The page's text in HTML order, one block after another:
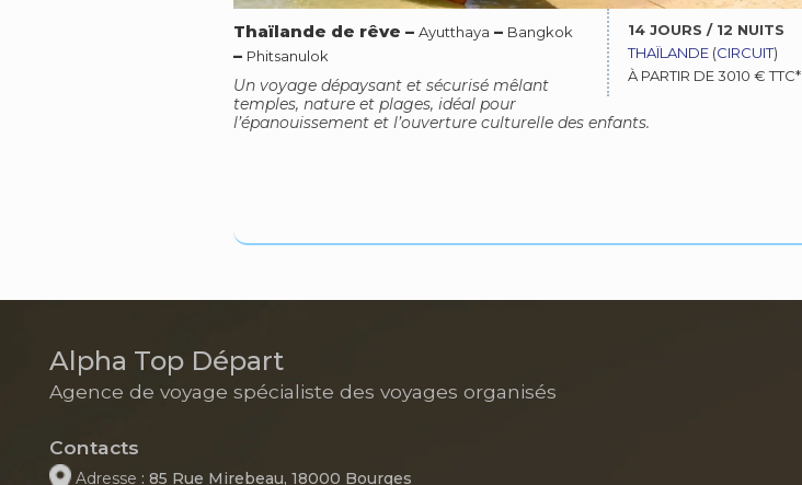
14 JOURS / 12 NUITS
THAÏLANDE(CIRCUIT)
À PARTIR DE 3010 € TTC*
Thaïlande de rêve – Ayutthaya – Bangkok
– Phitsanulok
Un voyage dépaysant et sécurisé mêlant
temples, nature et plages, idéal pour
l’épanouissement et l’ouverture culturelle des enfants.
Alpha Top Départ
Agence de voyage spécialiste des voyages organisés
Contacts
Adresse : 85 Rue Mirebeau, 18000 Bourges